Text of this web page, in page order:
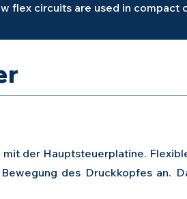
flex circuits are used in compact
der Hauptsteuerplatine.
des Druckkopfes an.